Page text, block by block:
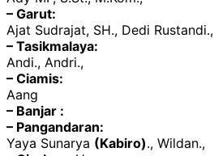
– Garut:
Ajat Sudrajat, SH., Dedi Rustandi.,
– Tasikmalaya:
Andi., Andri.,
– Ciamis:
Aang
– Banjar :
– Pangandaran:
Yaya Sunarya (Kabiro)., Wildan.,